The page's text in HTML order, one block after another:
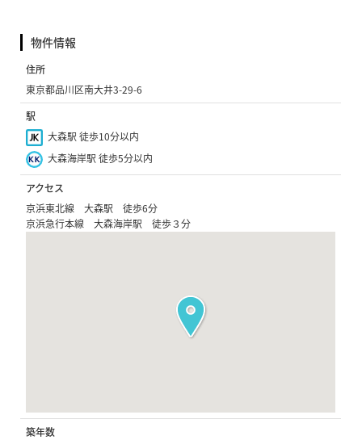
物件情報
住所
東京都品川区南大井3-29-6
駅
大森駅 徒歩10分以内
大森海岸駅 徒歩5分以内
アクセス
京浜東北線 大森駅 徒歩6分
京浜急行本線 大森海岸駅 徒歩３分
築年数